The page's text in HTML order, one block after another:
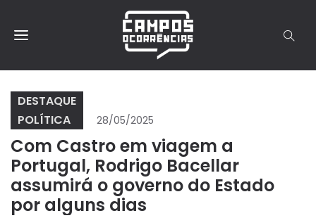
DESTAQUE
POLÍTICA
28/05/2025
Com Castro em viagem a
Portugal, Rodrigo Bacellar
assumirá o governo do Estado
por alguns dias